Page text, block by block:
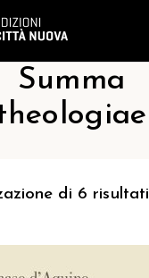
Summa
di 6 risultati